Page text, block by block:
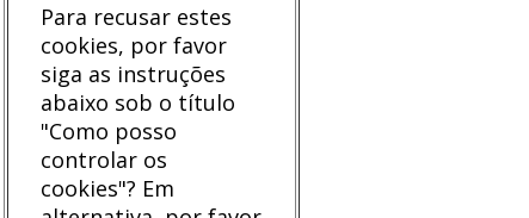
Para recusar estes
cookies, por favor
siga as instruções
abaixo sob o título
"Como posso
controlar os
cookies"? Em